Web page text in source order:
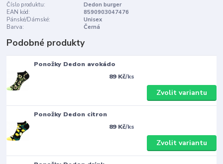
Číslo produktu:
Dedon burger
EAN kód:
8590903047476
Pánské/Dámské:
Unisex
Barva:
Černá
Podobné produkty
Ponožky Dedon avokádo
89 Kč/ks
Zvolit variantu
Ponožky Dedon citron
89 Kč/ks
Zvolit variantu